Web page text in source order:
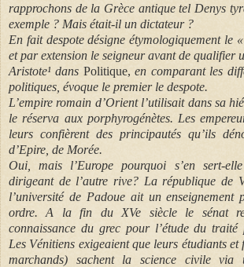
rapprochons de la Grèce antique tel Denys
exemple ? Mais était-il un dictateur ?
En fait despote désigne étymologiquement le
et par extension le seigneur avant de qualifier
Aristote¹ dans Politique,en comparant les
politiques, évoque le premier le despote.
L’empire romain d’Orient l’utilisait dans sa
le réserva aux porphyrogénètes. Les
leurs confièrent des principautés qu’ils
d’Epire, de Morée.
Oui, mais l’Europe pourquoi s’en sert-
dirigeant de l’autre rive? La république de
l’université de Padoue ait un enseignement
ordre. A la fin du XVe siècle le sénat
connaissance du grec pour l’étude du traité
Les Vénitiens exigeaient que leurs étudiants
marchands) sachent la science civile via